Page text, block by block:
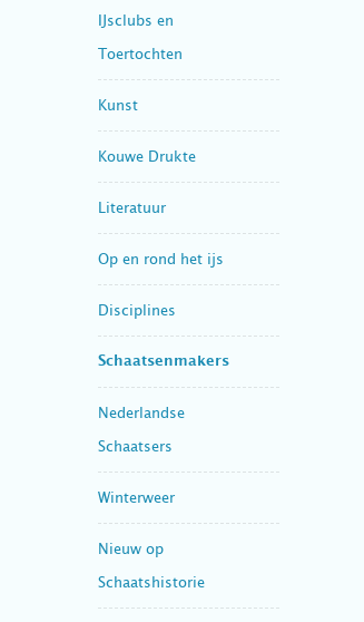
IJsclubs en
Toertochten
Kunst
Kouwe Drukte
Literatuur
Op en rond het ijs
Disciplines
Schaatsenmakers
Nederlandse
Schaatsers
Winterweer
Nieuw op
Schaatshistorie